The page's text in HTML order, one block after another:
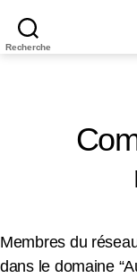
Recherche
Membres du
dans le domaine